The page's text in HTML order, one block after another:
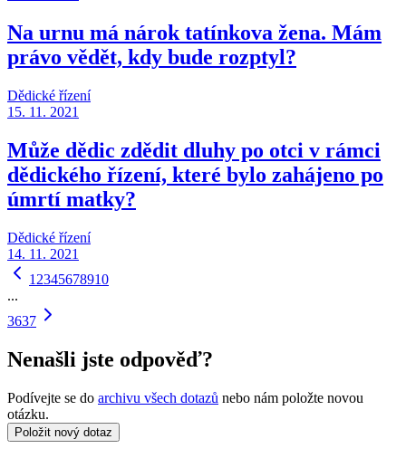
Na urnu má nárok tatínkova žena. Mám
právo vědět, kdy bude rozptyl?
Dědické řízení
15. 11. 2021
Může dědic zdědit dluhy po otci v rámci
dědického řízení, které bylo zahájeno po
úmrtí matky?
Dědické řízení
14. 11. 2021
1 2345678910
...
3637
Nenašli jste odpověď?
Podívejte se do archivu všech dotazů nebo nám položte novou
otázku.
Položit nový dotaz